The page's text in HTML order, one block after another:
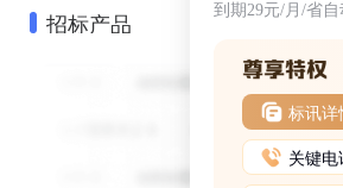
招标产品 到期29元/月/省自
标讯
关键